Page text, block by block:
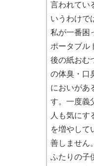
言われてい
いうわけで
私が一番困
ポータブル
後の紙おむ
の体臭・口
においがあ
す。一度義
人も気にす
を増やして
善しません。
ふたりの子